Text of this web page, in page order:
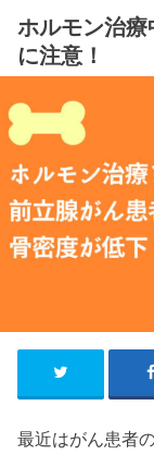
ホルモン治
に注意！
最近はがん患者